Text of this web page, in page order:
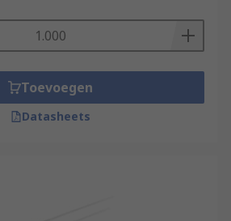
Toevoegen
Datasheets